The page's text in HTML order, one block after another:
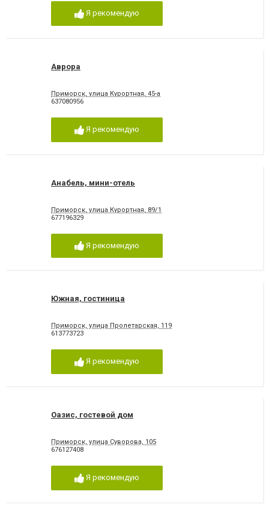
Я рекомендую
Аврора
Приморск, улица Курортная, 45-а
637080956
Я рекомендую
Анабель, мини-отель
Приморск, улица Курортная, 89/1
677196329
Я рекомендую
Южная, гостиница
Приморск, улица Пролетарская, 119
613773723
Я рекомендую
Оазис, гостевой дом
Приморск, улица Суворова, 105
676127408
Я рекомендую